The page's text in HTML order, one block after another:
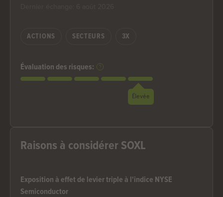
Raisons à considérer SOXL
Exposition à effet de levier triple à l'indice NYSE
Semiconductor
ACTIONS SECTEURS 3X
Évaluation des risques:
Élevée